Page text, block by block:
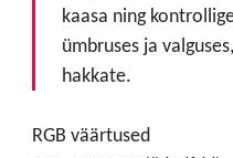
kaasa ning
ümbruses ja
hakkate.
RGB väärtused